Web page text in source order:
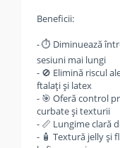
Beneficii:
- ⏱️ Diminuează
sesiuni mai lungi
- 🚫 Elimină riscul
ftalați și latex
- 🎯 Oferă control
curbate și texturii
- 📏 Lungime clară
- 🧴 Textură jelly și